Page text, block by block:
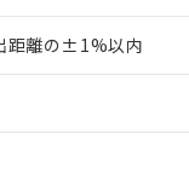
距離の±1%以内
様との取引・商談に
同利用に関して"
ができます。
わせください。
を公開していない機